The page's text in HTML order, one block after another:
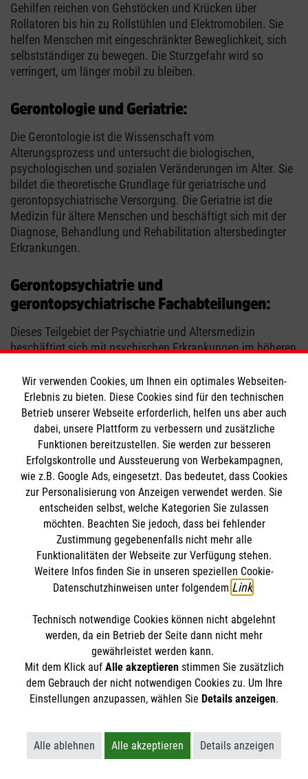
STORIES
HILFREICH
ENGAGEMENT
AKTIV WERDEN
FINDE DEIN ENGAGEMENT
SPENDE AN DIE MALTESER
Gehilfen reichen von Gehstöcken und Krücken über
Rollatoren bis hin zu Rollstühlen und Elektromobilen. Sie
helfen Menschen mit eingeschränkter Beweglichkeit, sich
selbstständiger zu bewegen. Die Sturzgefahr wird so
verringert, um länger mobil zu bleiben.
Gerontologie und Geriatrie:
Die Gerontologie ist die Wissenschaft vom
Alterungsprozess und untersucht die biologischen,
psychologischen und sozialen Veränderungen im Alter. Sie
bildet die theoretische Grundlage für geriatrische und
gerontopsychiatrische Versorgung. Die Geriatrie ist die
Medizin für ältere Menschen und beschäftigt sich mit der
Diagnose, Behandlung und Rehabilitation altersbedingter
Erkrankungen.
Gerontopsychiatrie und
gerontopsychiatrische Fachabteilungen:
Dieses Teilgebiet der Psychiatrie und Altersmedizin
beschäftigt sich mit psychischen Erkrankungen im höheren
verbindet psychiatrische Behandlung mit dem Wissen über
altersbedingte körperliche und geistige Veränderungen.
Eine gerontopsychiatrische Fachabteilung ist ein
spezialisierter Pflege- und Wohnbereich für ältere
Menschen mit psychischen oder kognitiven
Beeinträchtigungen. Hier kümmern sich speziell geschulte
Pflegekräfte und Betreuende um die Bewohnerinnen und
Bewohner.
Gesetzliche Pflegeversicherung:
Die gesetzliche Pflegeversicherung (SPV) ist seit 1995 eine
verpflichtende Sozialversicherung in Deutschland. Sie
springt ein, wenn eine Pflegebedürftigkeit festgestellt wird
Sachleistungen über Pflegegeld bis zu Zuschüssen. Sie soll
damit das finanzielle Risiko einer Pflegebedürftigkeit
Gesundheitliche Versorgungsplanung (GVP):
Bewohner von Pflegeeinrichtungen und Einrichtungen der
Eingliederungshilfe unterstützt Menschen dabei, sich
frühzeitig mit ihren Wünschen zur medizinischen und
Wir verwenden Cookies, um Ihnen ein optimales Webseiten-
Erlebnis zu bieten. Diese Cookies sind für den technischen
Betrieb unserer Webseite erforderlich, helfen uns aber auch
dabei, unsere Plattform zu verbessern und zusätzliche
Funktionen bereitzustellen. Sie werden zur besseren
Erfolgskontrolle und Aussteuerung von Werbekampagnen,
wie z.B. Google Ads, eingesetzt. Das bedeutet, dass Cookies
zur Personalisierung von Anzeigen verwendet werden. Sie
entscheiden selbst, welche Kategorien Sie zulassen
möchten. Beachten Sie jedoch, dass bei fehlender
Zustimmung gegebenenfalls nicht mehr alle
Funktionalitäten der Webseite zur Verfügung stehen.
Weitere Infos finden Sie in unseren speziellen Cookie-
Datenschutzhinweisen unter folgendem Link
Technisch notwendige Cookies können nicht abgelehnt
werden, da ein Betrieb der Seite dann nicht mehr
gewährleistet werden kann.
Mit dem Klick auf Alle akzeptierenstimmen Sie zusätzlich
dem Gebrauch der nicht notwendigen Cookies zu. Um Ihre
Einstellungen anzupassen, wählen Sie Details anzeigen.
Alle ablehnen
Lehnt alle nicht-essentiellen Cookies ab
Alle akzeptieren
Akzeptiert alle Cookies
Details anzeigen
Öffnet